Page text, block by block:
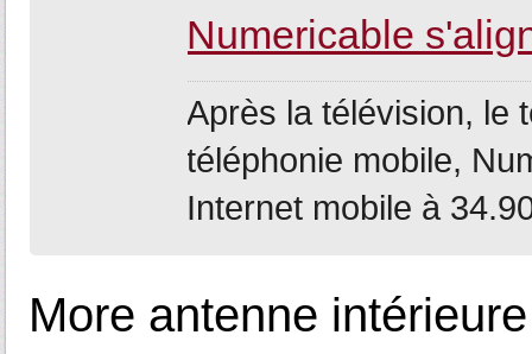
Numericable
Après la télévision, le
téléphonie mobile,
Internet mobile à
More antenne